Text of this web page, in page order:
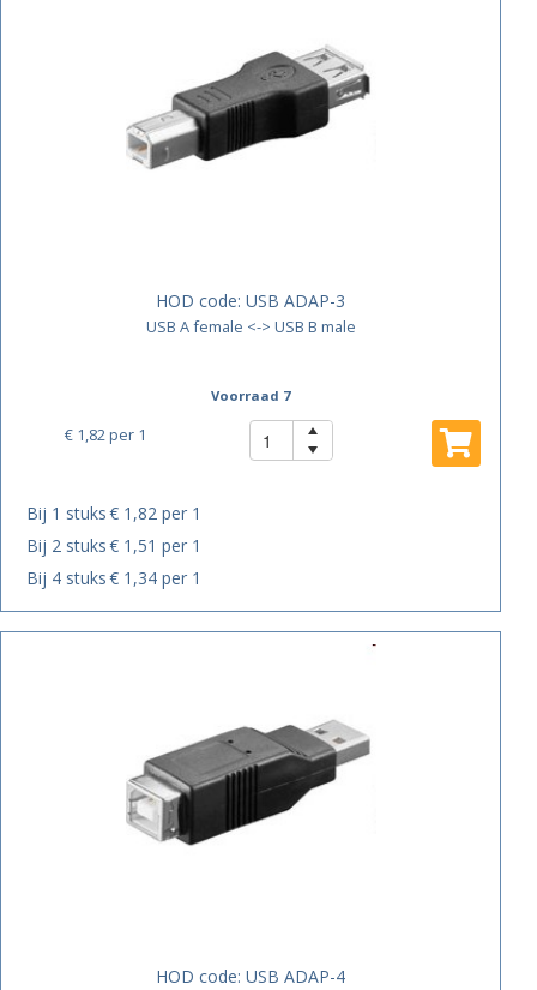
HOD code: USB ADAP-3
USB A female <-> USB B male
Voorraad 7
€ 1,82per 1
Bij 1 stuks€ 1,82 per 1
Bij 2 stuks€ 1,51 per 1
Bij 4 stuks€ 1,34 per 1
HOD code: USB ADAP-4